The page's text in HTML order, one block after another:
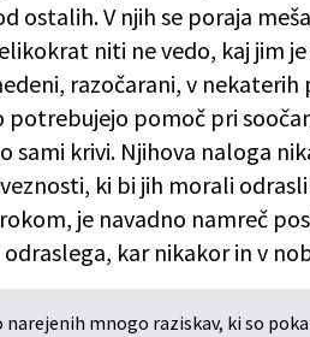
ostalih. V njih se poraja
niti ne vedo, kaj jim
razočarani, v
potrebujejo pomoč pri
sami krivi. Njihova naloga
ki bi jih morali
je navadno namreč
kar nikakor in v
mnogo raziskav, ki so